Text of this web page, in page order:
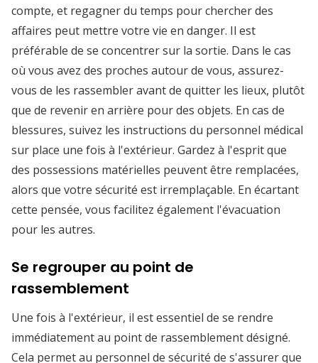
compte, et regagner du temps pour chercher des
affaires peut mettre votre vie en danger. Il est
préférable de se concentrer sur la sortie. Dans le cas
où vous avez des proches autour de vous, assurez-
vous de les rassembler avant de quitter les lieux, plutôt
que de revenir en arrière pour des objets. En cas de
blessures, suivez les instructions du personnel médical
sur place une fois à l'extérieur. Gardez à l'esprit que
des possessions matérielles peuvent être remplacées,
alors que votre sécurité est irremplaçable. En écartant
cette pensée, vous facilitez également l'évacuation
pour les autres.
Se regrouper au point de
rassemblement
Une fois à l'extérieur, il est essentiel de se rendre
immédiatement au point de rassemblement désigné.
Cela permet au personnel de sécurité de s'assurer que